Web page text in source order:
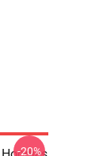
-20%